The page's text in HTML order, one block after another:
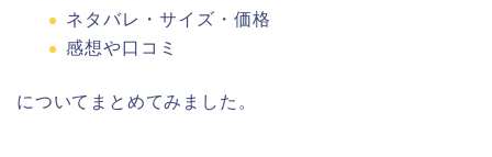
ネタバレ・サイズ・価格
感想や口コミ
についてまとめてみました。